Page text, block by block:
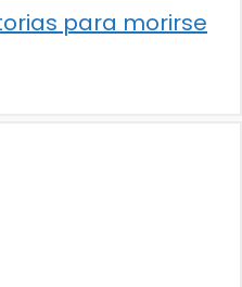
para morirse